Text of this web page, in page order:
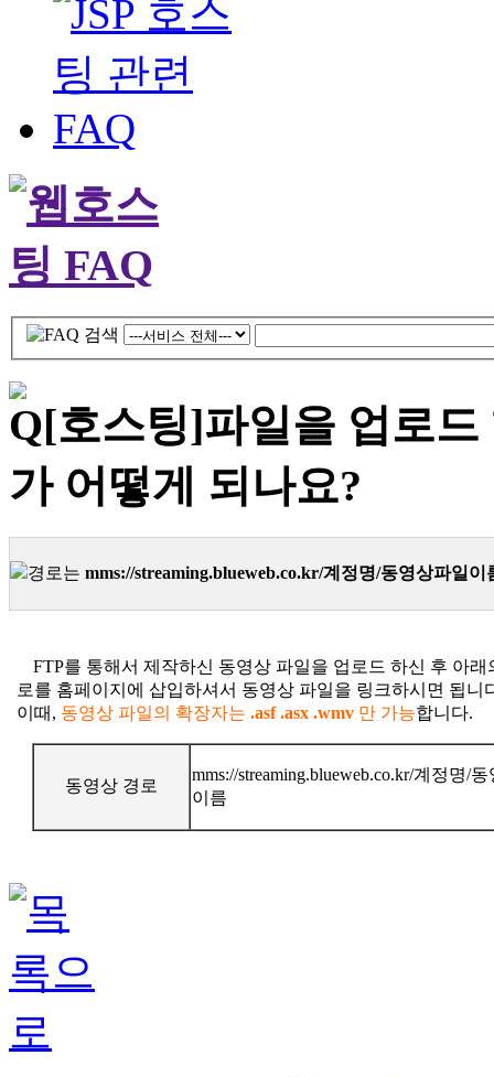
[호스팅]파일을 업로
가 어떻게 되나요?
경로는 mms://streaming.blueweb.co.kr/계정명/동영상파일이
FTP를 통해서 제작하신 동영상 파일을 업로드 하신 후 아래
로를 홈페이지에 삽입하셔서 동영상 파일을 링크하시면 됩니
이때, 동영상 파일의 확장자는 .asf .asx .wmv 만 가능합니다.
동영상 경로
mms://streaming.blueweb.co.kr/계정명/
이름